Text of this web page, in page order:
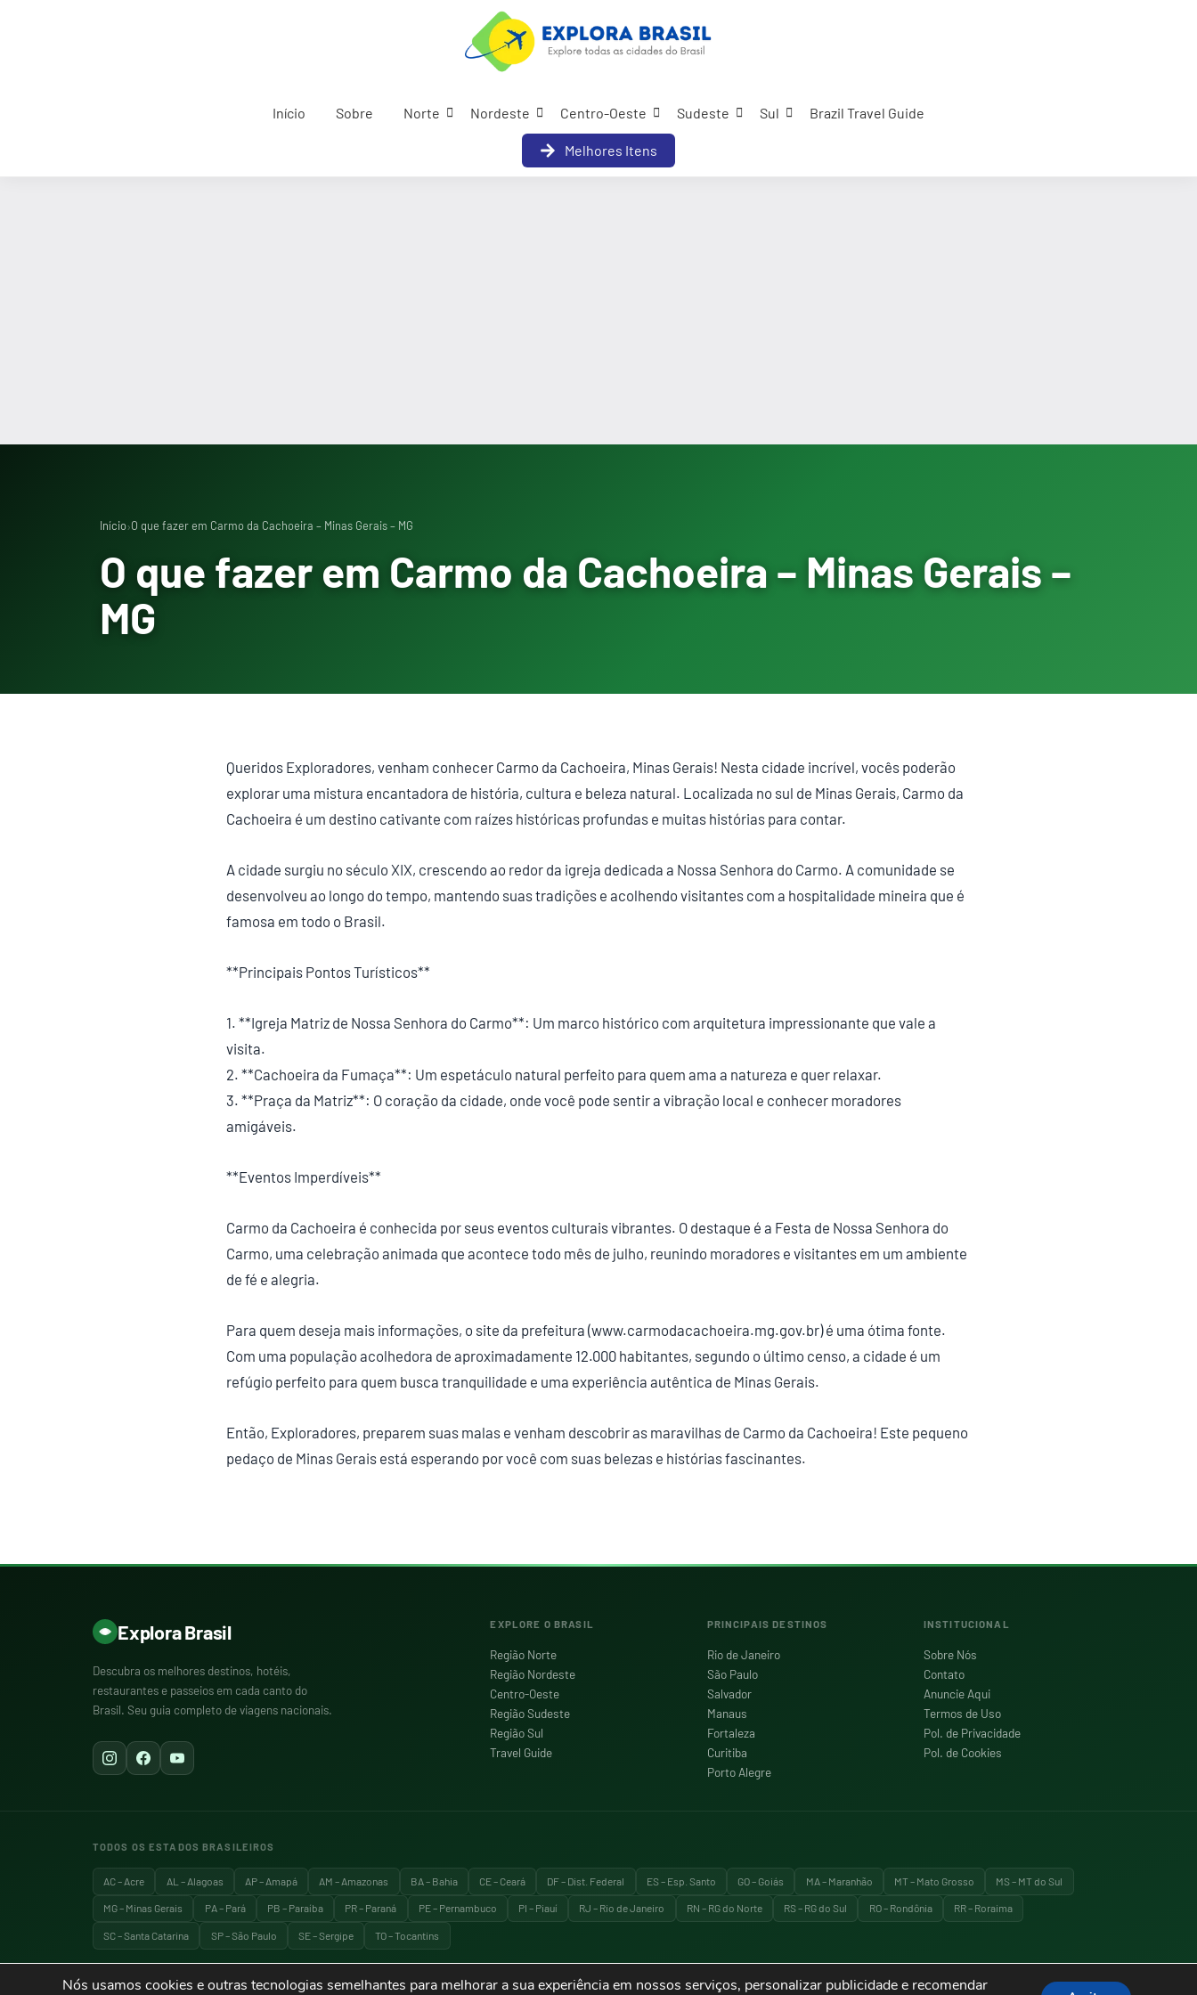
Início Sobre Norte Nordeste Centro-Oeste Sudeste Sul Brazil Travel Guide
Melhores Itens
Início›O que fazer em Carmo da Cachoeira – Minas Gerais – MG
O que fazer em Carmo da Cachoeira – Minas Gerais –
MG
Queridos Exploradores, venham conhecer Carmo da Cachoeira, Minas Gerais! Nesta cidade incrível, vocês poderão
explorar uma mistura encantadora de história, cultura e beleza natural. Localizada no sul de Minas Gerais, Carmo da
Cachoeira é um destino cativante com raízes históricas profundas e muitas histórias para contar.
A cidade surgiu no século XIX, crescendo ao redor da igreja dedicada a Nossa Senhora do Carmo. A comunidade se
desenvolveu ao longo do tempo, mantendo suas tradições e acolhendo visitantes com a hospitalidade mineira que é
famosa em todo o Brasil.
**Principais Pontos Turísticos**
1. **Igreja Matriz de Nossa Senhora do Carmo**: Um marco histórico com arquitetura impressionante que vale a
visita.
2. **Cachoeira da Fumaça**: Um espetáculo natural perfeito para quem ama a natureza e quer relaxar.
3. **Praça da Matriz**: O coração da cidade, onde você pode sentir a vibração local e conhecer moradores
amigáveis.
**Eventos Imperdíveis**
Carmo da Cachoeira é conhecida por seus eventos culturais vibrantes. O destaque é a Festa de Nossa Senhora do
Carmo, uma celebração animada que acontece todo mês de julho, reunindo moradores e visitantes em um ambiente
de fé e alegria.
Para quem deseja mais informações, o site da prefeitura (www.carmodacachoeira.mg.gov.br) é uma ótima fonte.
Com uma população acolhedora de aproximadamente 12.000 habitantes, segundo o último censo, a cidade é um
refúgio perfeito para quem busca tranquilidade e uma experiência autêntica de Minas Gerais.
Então, Exploradores, preparem suas malas e venham descobrir as maravilhas de Carmo da Cachoeira! Este pequeno
pedaço de Minas Gerais está esperando por você com suas belezas e histórias fascinantes.
Nós usamos cookies e outras tecnologias semelhantes para melhorar a sua experiência em nossos serviços, personalizar publicidade e recomendar
Explora Brasil
Descubra os melhores destinos, hotéis,
restaurantes e passeios em cada canto do
Brasil. Seu guia completo de viagens nacionais.
EXPLORE O BRASIL
Região Norte
Região Nordeste
Centro-Oeste
Região Sudeste
Região Sul
Travel Guide
PRINCIPAIS DESTINOS
Rio de Janeiro
São Paulo
Salvador
Manaus
Fortaleza
Curitiba
Porto Alegre
INSTITUCIONAL
Sobre Nós
Contato
Anuncie Aqui
Termos de Uso
Pol. de Privacidade
Pol. de Cookies
TODOS OS ESTADOS BRASILEIROS
AC – Acre AL – Alagoas AP – Amapá AM – Amazonas BA – Bahia CE – Ceará DF – Dist. Federal ES – Esp. Santo GO – Goiás MA – Maranhão MT – Mato Grosso MS – MT do Sul
MG – Minas Gerais PA – Pará PB – Paraíba PR – Paraná PE – Pernambuco PI – Piauí RJ – Rio de Janeiro RN – RG do Norte RS – RG do Sul RO – Rondônia RR – Roraima
SC – Santa Catarina SP – São Paulo SE – Sergipe TO – Tocantins